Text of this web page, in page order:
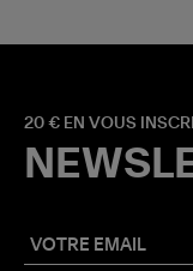
20 € EN VOUS